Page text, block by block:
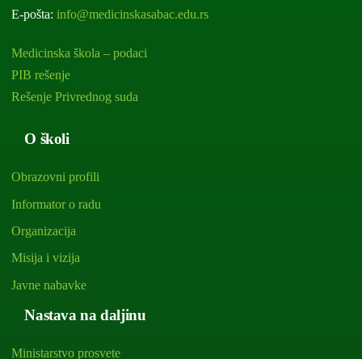
E-pošta:info@medicinskasabac.edu.rs
Medicinska škola – podaci
PIB rešenje
Rešenje Privrednog suda
O školi
Obrazovni profili
Informator o radu
Organizacija
Misija i vizija
Javne nabavke
Nastava na daljinu
Ministarstvo prosvete